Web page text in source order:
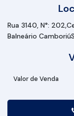
Rua 3140, N°: 202
Balneário Camboriú
Valor de Venda